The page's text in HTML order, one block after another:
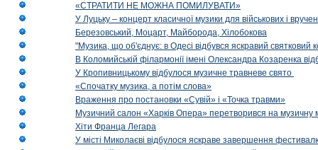
«СТРАТИТИ НЕ МОЖНА ПОМИЛУВАТИ»
У Луцьку – концерт класичної музики для військових і
Березовський, Моцарт, Майборода, Хілобокова
"Музика, що об'єднує: в Одесі відбувся яскравий
В Коломийській філармонії імені Олександра Козаренка
У Кропивницькому відбулося музичне травневе свято
«Спочатку музика, а потім слова»
Враження про постановки «Сувій» і «Точка травми»
Музичний салон «Харків Опера» перетворився на музичну
Хіти Франца Легара
У місті Миколаєві відбулося яскраве завершення